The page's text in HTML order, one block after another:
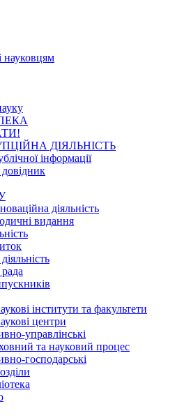
науковцям
ДІЯЛЬНІСТЬ
інформації
діяльність
видання
інститути та факультети
центри
управлінські
та науковий процес
господарські